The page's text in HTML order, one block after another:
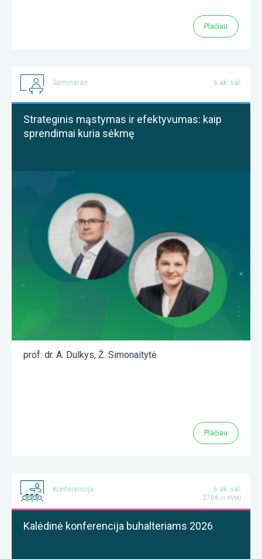
Plačiau
Seminaras 6 ak. val.
Strateginis mąstymas ir efektyvumas: kaip
sprendimai kuria sėkmę
prof. dr. A. Dulkys, Ž. Simonaitytė
Plačiau
Konferencija
6 ak. val.
270€ (+ PVM)
Kalėdinė konferencija buhalteriams 2026